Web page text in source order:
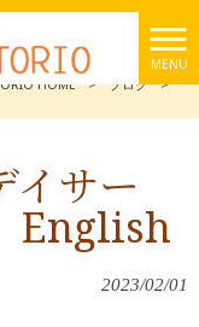
MENU
HOME
> ブログ
>
イサー
English
2023/02/01